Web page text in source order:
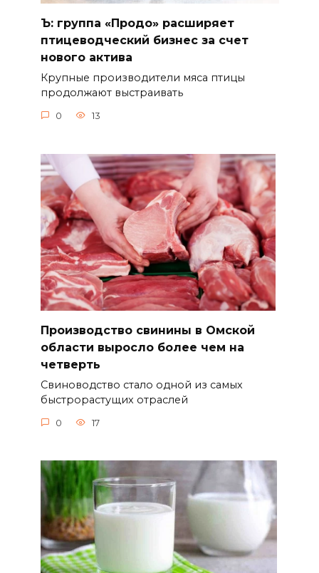
Ъ: группа «Продо» расширяет
птицеводческий бизнес за счет
нового актива
Крупные производители мяса птицы
продолжают выстраивать
0 13
Производство свинины в Омской
области выросло более чем на
четверть
Свиноводство стало одной из самых
быстрорастущих отраслей
0 17